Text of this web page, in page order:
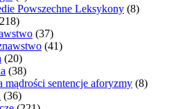
Powszechne Leksykony (8)
(37)
(41)
(20)
(38)
mądrości sentencje aforyzmy (8)
(36)